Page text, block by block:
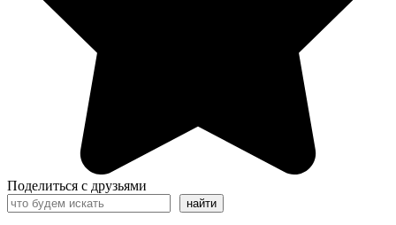
Поделиться с друзьями
Поиск
найти